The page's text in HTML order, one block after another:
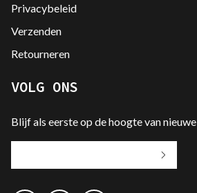
Privacybeleid
Verzenden
Retourneren
VOLG ONS
Blijf als eerste op de hoogte van
e-